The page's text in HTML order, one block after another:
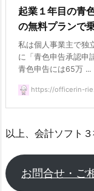
起業１年目の青
の無料プランで
私は個人事業主で独
に「青色申告承認申
青色申告には65万 ...
https://officerin-
以上、会計ソフト３
お問合せ・ご